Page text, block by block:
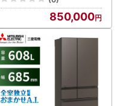
地域：配送不可】冷凍庫
冷蔵 冷凍 家電 家電製品 電
化製品 キッチン家電 家庭
用
850,000